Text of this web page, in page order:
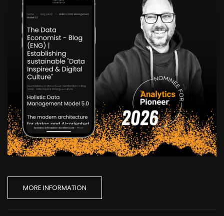
MORE INFORMATION